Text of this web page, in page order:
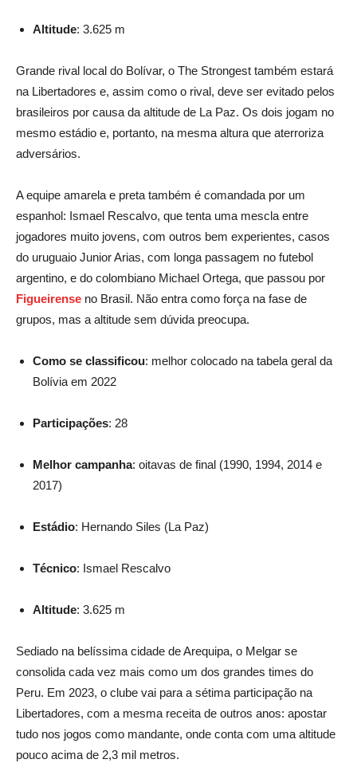
Altitude: 3.625 m
Grande rival local do Bolívar, o The Strongest também estará
na Libertadores e, assim como o rival, deve ser evitado pelos
brasileiros por causa da altitude de La Paz. Os dois jogam no
mesmo estádio e, portanto, na mesma altura que aterroriza
adversários.
A equipe amarela e preta também é comandada por um
espanhol: Ismael Rescalvo, que tenta uma mescla entre
jogadores muito jovens, com outros bem experientes, casos
do uruguaio Junior Arias, com longa passagem no futebol
argentino, e do colombiano Michael Ortega, que passou por
Figueirense no Brasil. Não entra como força na fase de
grupos, mas a altitude sem dúvida preocupa.
Como se classificou: melhor colocado na tabela geral da
Bolívia em 2022
Participações: 28
Melhor campanha: oitavas de final (1990, 1994, 2014 e
2017)
Estádio: Hernando Siles (La Paz)
Técnico: Ismael Rescalvo
Altitude: 3.625 m
Sediado na belíssima cidade de Arequipa, o Melgar se
consolida cada vez mais como um dos grandes times do
Peru. Em 2023, o clube vai para a sétima participação na
Libertadores, com a mesma receita de outros anos: apostar
tudo nos jogos como mandante, onde conta com uma altitude
pouco acima de 2,3 mil metros.